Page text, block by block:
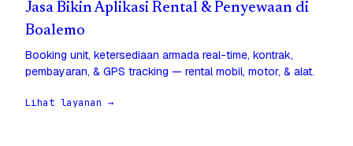
Jasa Bikin Aplikasi Rental & Penyewaan di
Boalemo
Booking unit, ketersediaan armada real-time, kontrak,
pembayaran, & GPS tracking — rental mobil, motor, & alat.
Lihat layanan →